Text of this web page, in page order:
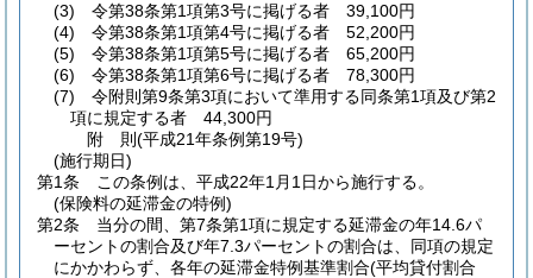
(3)
令第38条第1項第3号に掲げる者 39,100円
(4)
令第38条第1項第4号に掲げる者 52,200円
(5)
令第38条第1項第5号に掲げる者 65,200円
(6)
令第38条第1項第6号に掲げる者 78,300円
(7)
令附則第9条第3項において準用する同条第1項及び第2
項に規定する者 44,300円
附 則(平成21年条例第19号)
(施行期日)
第1条
この条例は、平成22年1月1日から施行する。
(保険料の延滞金の特例)
第2条
当分の間、第7条第1項に規定する延滞金の年14.6パ
ーセントの割合及び年7.3パーセントの割合は、同項の規定
にかかわらず、各年の延滞金特例基準割合(平均貸付割合